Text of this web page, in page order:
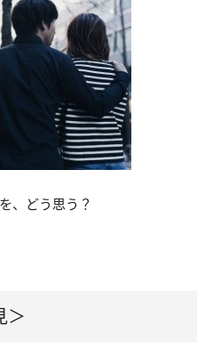
、どう思う？
＞